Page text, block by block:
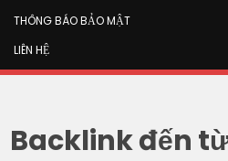
THÔNG BÁO BẢO MẬT
LIÊN HỆ
Backlink đến